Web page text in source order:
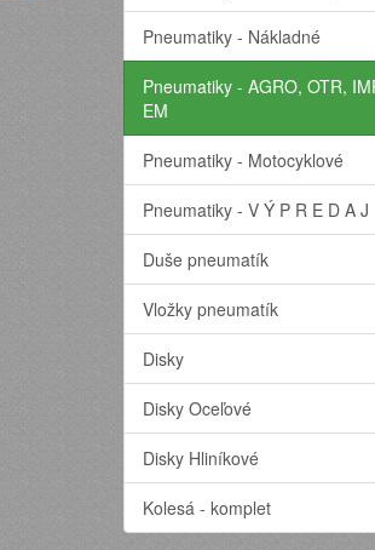
Pneumatiky - Nákladné
Pneumatiky - AGRO, OTR,
EM
Pneumatiky - Motocyklové
Pneumatiky - V Ý P R E D A J
Duše pneumatík
Vložky pneumatík
Disky
Disky Oceľové
Disky Hliníkové
Kolesá - komplet